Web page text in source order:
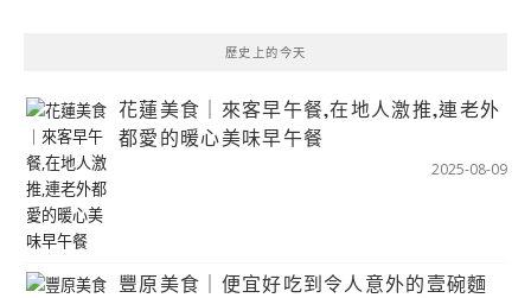
歷史上的今天
花蓮美食｜來客早午餐,在地人激推,連老外
都愛的暖心美味早午餐
2025-08-09
豐原美食｜便宜好吃到令人意外的壹碗麵